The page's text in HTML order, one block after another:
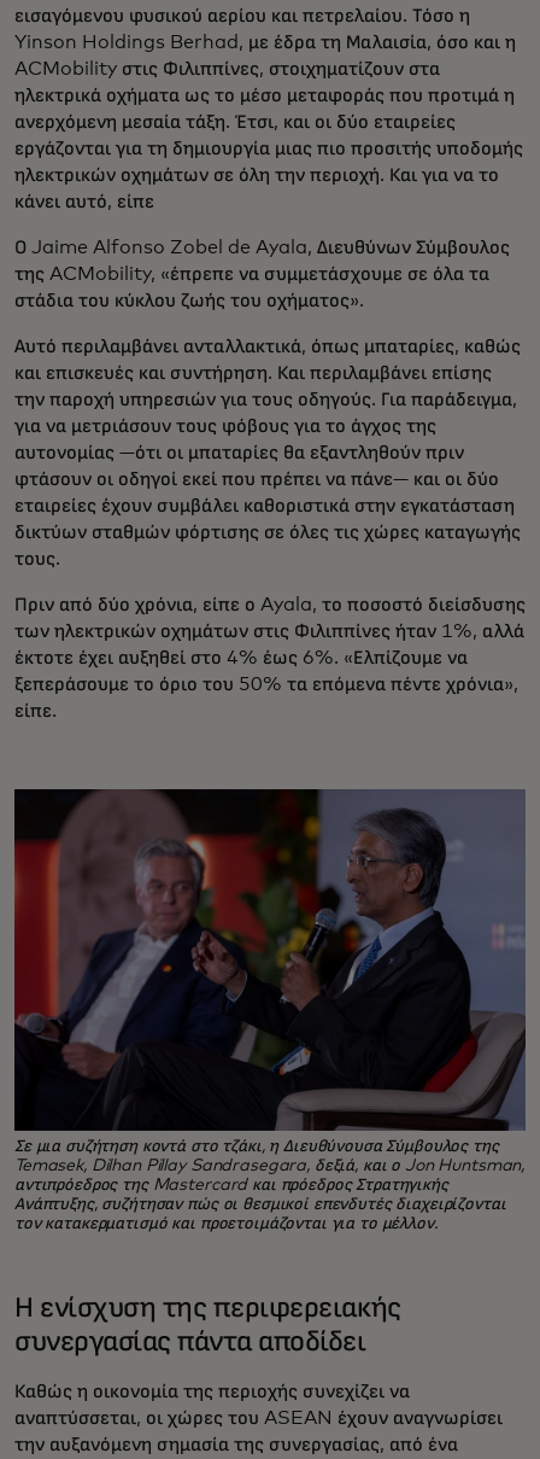
εισαγόμενου φυσικού αερίου και πετρελαίου. Τόσο η
Yinson Holdings Berhad, με έδρα τη Μαλαισία, όσο και η
ACMobility στις Φιλιππίνες, στοιχηματίζουν στα
ηλεκτρικά οχήματα ως το μέσο μεταφοράς που προτιμά η
ανερχόμενη μεσαία τάξη. Έτσι, και οι δύο εταιρείες
εργάζονται για τη δημιουργία μιας πιο προσιτής υποδομής
ηλεκτρικών οχημάτων σε όλη την περιοχή. Και για να το
κάνει αυτό, είπε
Ο Jaime Alfonso Zobel de Ayala, Διευθύνων Σύμβουλος
της ACMobility, «έπρεπε να συμμετάσχουμε σε όλα τα
στάδια του κύκλου ζωής του οχήματος».
Αυτό περιλαμβάνει ανταλλακτικά, όπως μπαταρίες, καθώς
και επισκευές και συντήρηση. Και περιλαμβάνει επίσης
την παροχή υπηρεσιών για τους οδηγούς. Για παράδειγμα,
για να μετριάσουν τους φόβους για το άγχος της
αυτονομίας —ότι οι μπαταρίες θα εξαντληθούν πριν
φτάσουν οι οδηγοί εκεί που πρέπει να πάνε— και οι δύο
εταιρείες έχουν συμβάλει καθοριστικά στην εγκατάσταση
δικτύων σταθμών φόρτισης σε όλες τις χώρες καταγωγής
τους.
Πριν από δύο χρόνια, είπε ο Ayala, το ποσοστό διείσδυσης
των ηλεκτρικών οχημάτων στις Φιλιππίνες ήταν 1%, αλλά
έκτοτε έχει αυξηθεί στο 4% έως 6%. «Ελπίζουμε να
ξεπεράσουμε το όριο του 50% τα επόμενα πέντε χρόνια»,
είπε.
Σε μια συζήτηση κοντά στο τζάκι, η Διευθύνουσα Σύμβουλος της
Temasek, Dilhan Pillay Sandrasegara, δεξιά, και ο Jon Huntsman,
αντιπρόεδρος της Mastercard και πρόεδρος Στρατηγικής
Ανάπτυξης, συζήτησαν πώς οι θεσμικοί επενδυτές διαχειρίζονται
τον κατακερματισμό και προετοιμάζονται για το μέλλον.
Η ενίσχυση της περιφερειακής
συνεργασίας πάντα αποδίδει
Καθώς η οικονομία της περιοχής συνεχίζει να
αναπτύσσεται, οι χώρες του ASEAN έχουν αναγνωρίσει
την αυξανόμενη σημασία της συνεργασίας, από ένα